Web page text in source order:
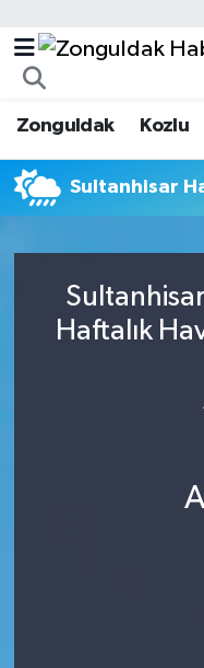
Zonguldak Kozlu
Sultanhisar
Haftalık
Kozlu
Ereğli
Çaycuma
Alaplı
Zonguldak Hava
Zonguldak
Puan Durumu
Tüm Manşetler